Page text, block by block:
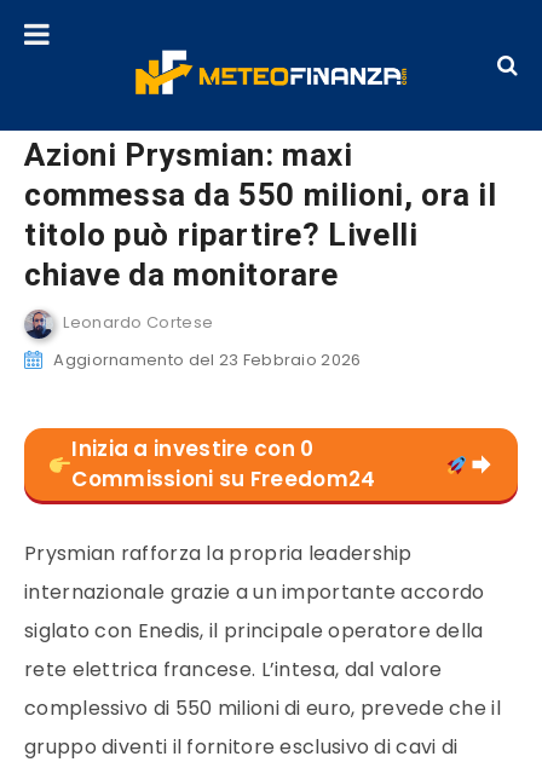
Azioni Prysmian: maxi
commessa da 550 milioni, ora il
titolo può ripartire? Livelli
chiave da monitorare
Leonardo Cortese
Aggiornamento del 23 Febbraio 2026
Inizia a investire con 0
Commissioni su Freedom24
Prysmian rafforza la propria leadership
internazionale grazie a un importante accordo
siglato con Enedis, il principale operatore della
rete elettrica francese. L’intesa, dal valore
complessivo di 550 milioni di euro, prevede che il
gruppo diventi il fornitore esclusivo di cavi di